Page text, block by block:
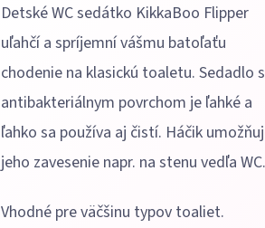
Detské WC sedátko KikkaBoo Flipper
uľahčí a spríjemní vášmu batoľaťu
chodenie na klasickú toaletu. Sedadlo s
antibakteriálnym povrchom je ľahké a
ľahko sa používa aj čistí. Háčik
jeho zavesenie napr. na stenu vedľa WC.
Vhodné pre väčšinu typov toaliet.